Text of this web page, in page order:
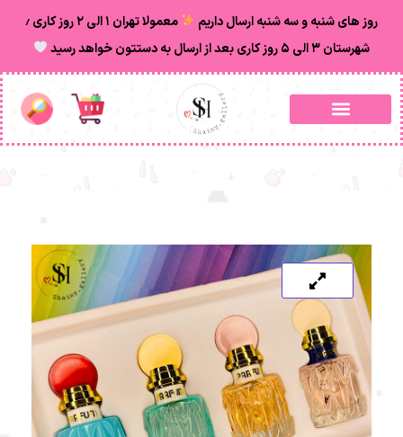
روز های شنبه و سه شنبه ارسال داریم
معمولا تهران ۱ الی ۲ روز‌ کاری ٫
شهرستان ۳ الی ۵ روز کاری بعد از ارسال به دستتون خواهد رسید